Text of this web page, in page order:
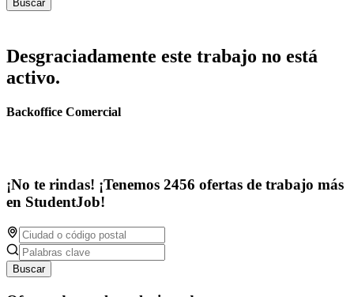
Desgraciadamente este trabajo no está
activo.
Backoffice Comercial
¡No te rindas! ¡Tenemos 2456 ofertas de trabajo más
en StudentJob!
Buscar